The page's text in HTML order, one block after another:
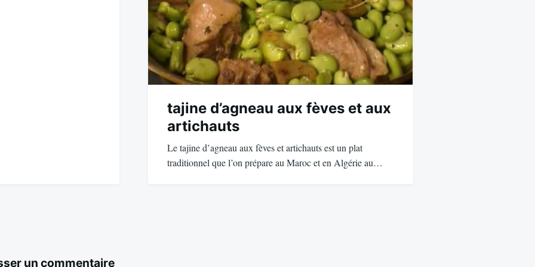
tajine d’agneau aux fèves et aux
artichauts
Le tajine d’agneau aux fèves et artichauts est un plat
traditionnel que l’on prépare au Maroc et en Algérie au…
un commentaire